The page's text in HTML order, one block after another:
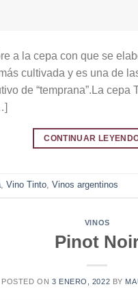
a la cepa con que se
cultivada y es una de
de “temprana”.La
CONTINUAR
, Vino Tinto, Vinos argentinos
VINOS
Pinot
POSTED ON 3 ENERO, 2022 BY